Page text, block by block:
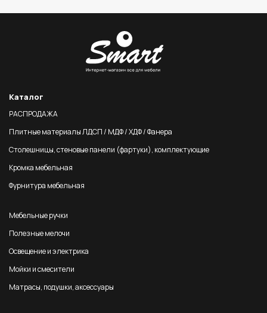
Каталог
РАСПРОДАЖА
Плитные материалы ЛДСП / МДФ / ХДФ / Фанера
Столешницы, стеновые панели (фартуки), комплектующие
Кромка мебельная
Фурнитура мебельная
Мебельные ручки
Полезные мелочи
Освещение и электрика
Мойки и смесители
Матрасы, подушки, аксессуары